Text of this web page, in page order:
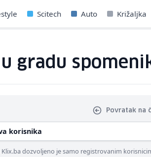
Scitech Auto Križaljka
gradu
Povratak na
korisnika
dozvoljeno je samo registrovanim